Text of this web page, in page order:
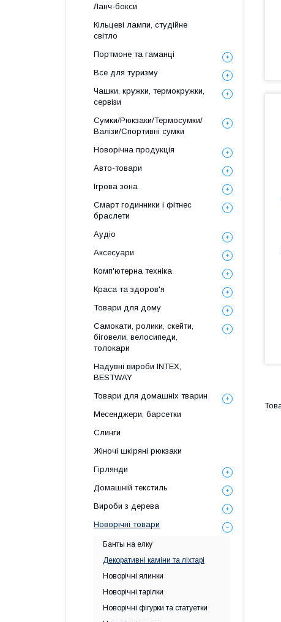
Ланч-бокси
Кільцеві лампи, студійне
світло
Портмоне та гаманці
Все для туризму
Чашки, кружки, термокружки,
сервізи
Сумки/Рюкзаки/Термосумки/
Валізи/Спортивні сумки
Новорічна продукція
Авто-товари
Ігрова зона
Смарт годинники і фітнес
браслети
Аудіо
Аксесуари
Комп'ютерна техніка
Краса та здоров'я
Товари для дому
Самокати, ролики, скейти,
біговели, велосипеди,
толокари
Надувні вироби INTEX,
BESTWAY
Товари для домашніх тварин
Месенджери, барсетки
Слинги
Жіночі шкіряні рюкзаки
Гірлянди
Домашній текстиль
Вироби з дерева
Новорічні товари
Банты на елку
Декоративні каміни та ліхтарі
Новорічні ялинки
Новорічні тарілки
Новорічні фігурки та статуетки